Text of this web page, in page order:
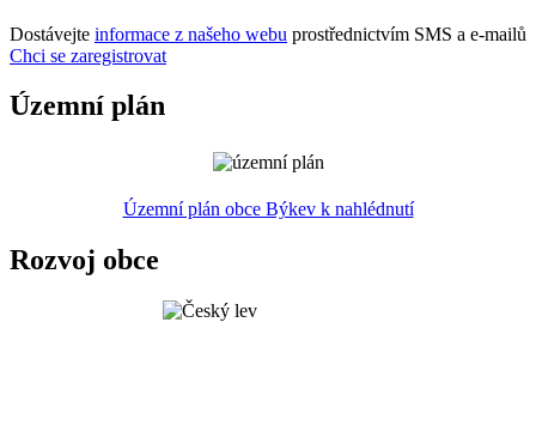
Dostávejte informace z našeho webu prostřednictvím SMS a e-mailů
Chci se zaregistrovat
Územní plán
Územní plán obce Býkev k nahlédnutí
Rozvoj obce